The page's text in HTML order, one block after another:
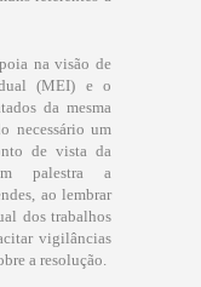
na visão de
(MEI) e o
da mesma
necessário um
de vista da
palestra a
ao lembrar
dos trabalhos
vigilâncias
a resolução.